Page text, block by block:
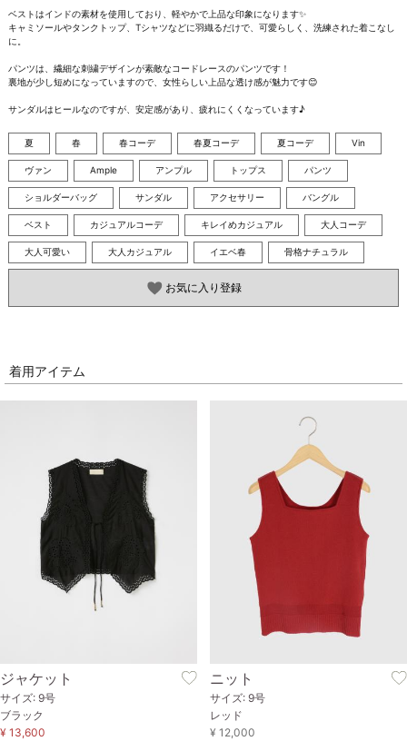
ベストはインドの素材を使用しており、軽やかで上品な印象になります✨️
キャミソールやタンクトップ、Tシャツなどに羽織るだけで、可愛らしく、洗練された着こなし
に。
パンツは、繊細な刺繍デザインが素敵なコードレースのパンツです！
裏地が少し短めになっていますので、女性らしい上品な透け感が魅力です😊
サンダルはヒールなのですが、安定感があり、疲れにくくなっています♪
夏 春 春コーデ 春夏コーデ 夏コーデ Vin
ヴァン Ample アンプル トップス パンツ
ショルダーバッグ サンダル アクセサリー バングル
ベスト カジュアルコーデ キレイめカジュアル 大人コーデ
大人可愛い 大人カジュアル イエベ春 骨格ナチュラル
お気に入り登録
着用アイテム
ジャケット
サイズ: 9号
ブラック
¥ 13,600
ニット
サイズ: 9号
レッド
¥ 12,000